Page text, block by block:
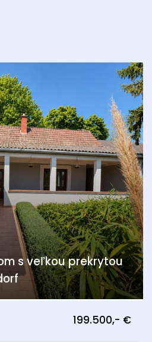
s veľkou prekrytou
199.500,- €